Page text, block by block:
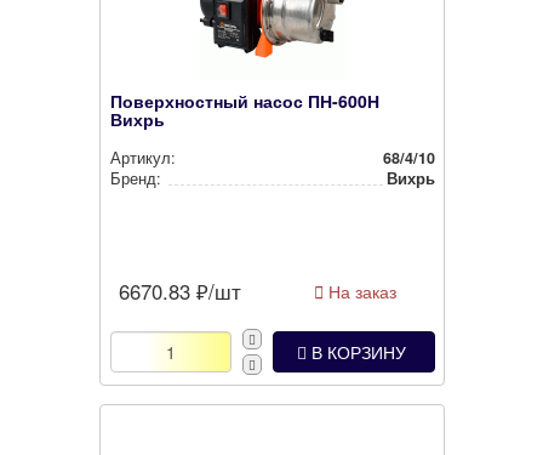
Поверхностный насос ПН-600Н
Вихрь
Артикул:
68/4/10
Бренд:
Вихрь
6670.83 ₽/шт На заказ
В КОРЗИНУ